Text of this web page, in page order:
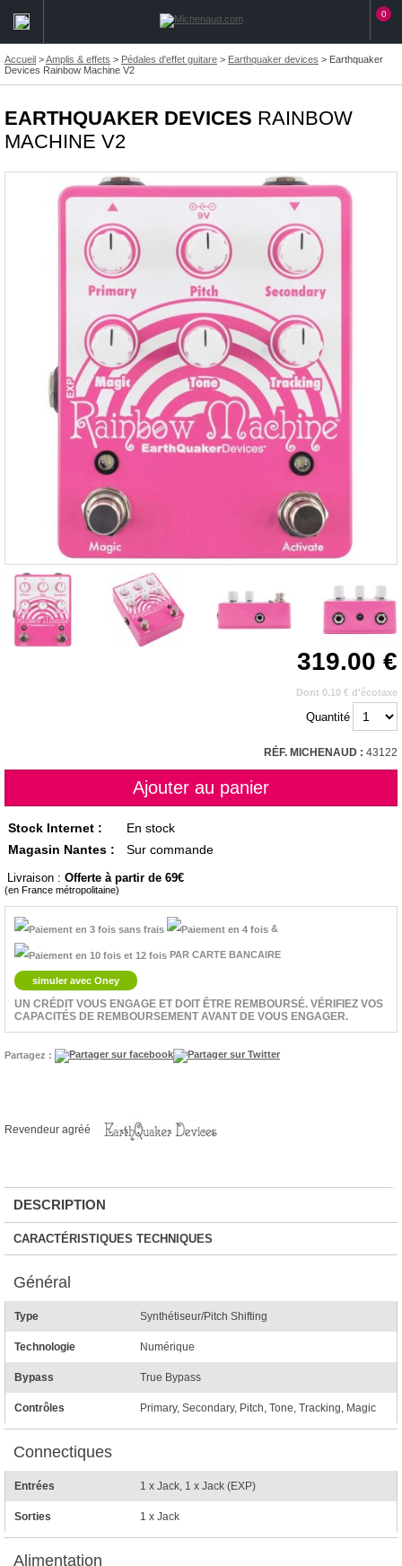
0
Accueil >Amplis & effets > Pédales d'effet guitare > Earthquaker devices > Earthquaker
Devices Rainbow Machine V2
EARTHQUAKER DEVICES RAINBOW
MACHINE V2
319.00
Dont 0.10 € d'écotaxe
Quantité
RÉF. MICHENAUD : 43122
Stock Internet :
En stock
Magasin Nantes :
Sur commande
Livraison : Offerte à partir de 69
(en France métropolitaine)
&
PAR CARTE BANCAIRE
simuler avec Oney
UN CRÉDIT VOUS ENGAGE ET DOIT ÊTRE REMBOURSÉ. VÉRIFIEZ VOS
CAPACITÉS DE REMBOURSEMENT AVANT DE VOUS ENGAGER.
Partagez :
Revendeur agréé
DESCRIPTION
CARACTÉRISTIQUES TECHNIQUES
Général
Type Synthétiseur/Pitch Shifting
Technologie Numérique
Bypass True Bypass
Contrôles Primary, Secondary, Pitch, Tone, Tracking, Magic
Connectiques
Entrées 1 x Jack, 1 x Jack (EXP)
Sorties 1 x Jack
Alimentation